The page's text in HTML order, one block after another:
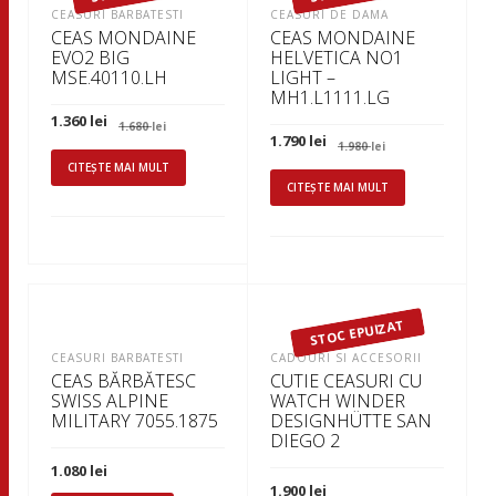
CEASURI BARBATESTI
CEAS MONDAINE
EVO2 BIG
MSE.40110.LH
1.680leiPrețul
inițial
a
fost:
1.680 lei.
1.360 lei Prețul
curent
este:
1.360 lei.
CITEȘTE MAI MULT
CEASURI DE DAMA
CEAS MONDAINE
HELVETICA NO1
LIGHT –
MH1.L1111.LG
1.980leiPrețul
inițial
a
fost:
1.980 lei.
1.790 lei Prețul
curent
este:
1.790 lei.
CITEȘTE MAI MULT
CEASURI BARBATESTI
CEAS BĂRBĂTESC
SWISS ALPINE
MILITARY 7055.1875
1.080 lei
STOC EPUIZAT
CADOURI SI ACCESORII
CUTIE CEASURI CU
WATCH WINDER
DESIGNHÜTTE SAN
DIEGO 2
1.900 lei